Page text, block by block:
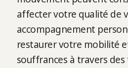
affecter votre qualité de
accompagnement
restaurer votre mobilité
souffrances à travers des